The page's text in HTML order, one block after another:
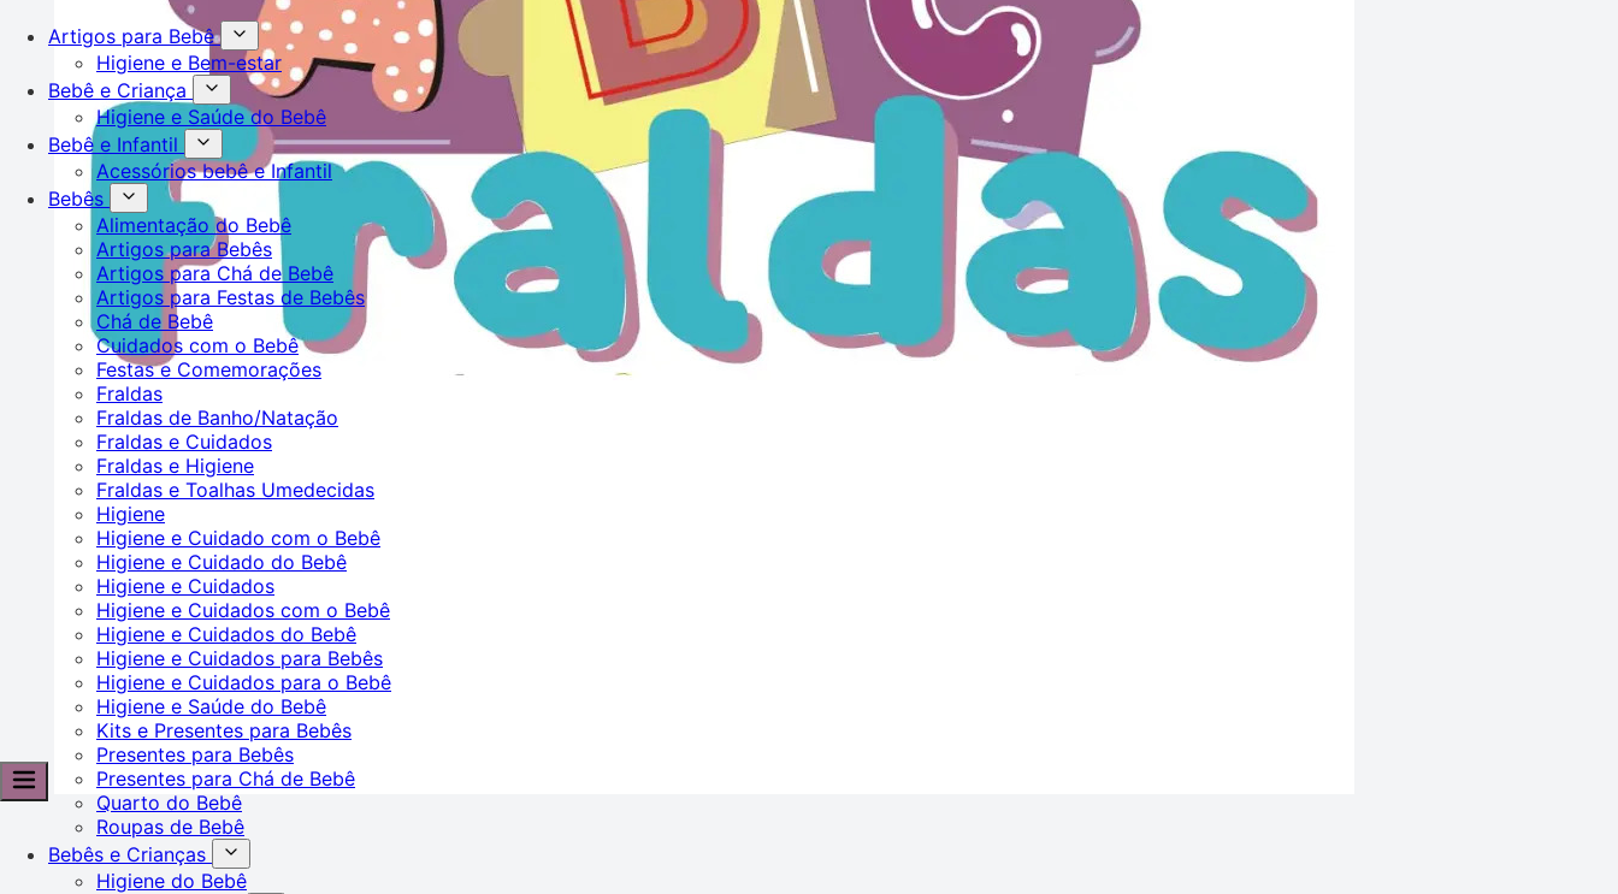
Artigos para Bebê
Higiene e Bem-estar
Bebê e Criança
Higiene e Saúde do Bebê
Bebê e Infantil
Acessórios bebê e Infantil
Bebês
Alimentação do Bebê
Artigos para Bebês
Artigos para Chá de Bebê
Artigos para Festas de Bebês
Chá de Bebê
Cuidados com o Bebê
Festas e Comemorações
Fraldas
Fraldas de Banho/Natação
Fraldas e Cuidados
Fraldas e Higiene
Fraldas e Toalhas Umedecidas
Higiene
Higiene e Cuidado com o Bebê
Higiene e Cuidado do Bebê
Higiene e Cuidados
Higiene e Cuidados com o Bebê
Higiene e Cuidados do Bebê
Higiene e Cuidados para Bebês
Higiene e Cuidados para o Bebê
Higiene e Saúde do Bebê
Kits e Presentes para Bebês
Presentes para Bebês
Presentes para Chá de Bebê
Quarto do Bebê
Roupas de Bebê
Bebês e Crianças
Higiene do Bebê